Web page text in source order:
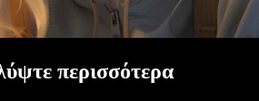
περισσότερα